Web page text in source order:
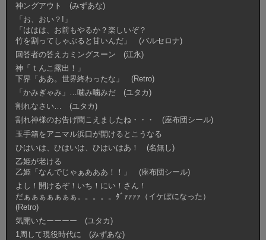
神ングアウト (みずあな)
「お、おい？!」
「ははは、お前もやるか？楽しいぞ？
竹を割ってしゃぶると甘いんだ」 (バルセロナ)
回答者の答えカミングスーン (江永)
神「ｔんこ露出！」
下界「ああ。世界終わったな」 (Retro)
「かみぎゃみ」…噛み噛みだ (ユタカ)
割れなさい… (ユタカ)
割れ神様のお告げ聞こえましたね・・・ (座布団シール)
玉手箱をアニマル浜口が開けるとこうなる
ひはいは、ひはいは、ひはいはあ！ (名無し)
乙姫が老ける
乙姫「なんでじゃぁあああ！！」 (座布団シール)
よし！開けるぞ！いち！にい！さん！
だぁぁぁぁぁぁぁ。。。。。ﾀﾞｧｧｧｧ（イケぼになった）
(Retro)
気開いたーーーー (ユタカ)
1周して現役時代に (みずあな)